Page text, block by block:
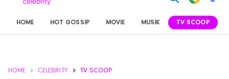
HOME HOT GOSSIP MOVIE MUSIK TV SCOOP
HOME CELEBRITY TV SCOOP